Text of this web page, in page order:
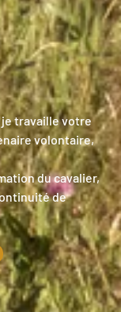
travaille votre
volontaire,
du cavalier,
de